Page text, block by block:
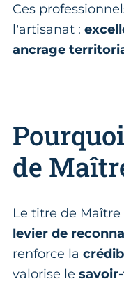
Ces
l’artisanat :
ancrage
de
Le titre de
levier de
renforce la
valorise le